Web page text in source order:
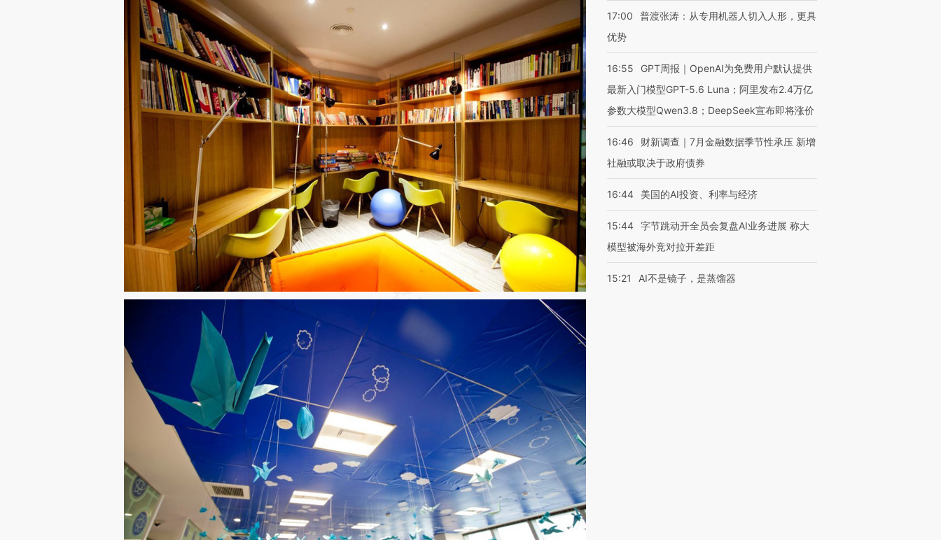
17:00
普渡张涛：从专用机器人切入人形，更具
优势
16:55
GPT周报｜OpenAI为免费用户默认提供
最新入门模型GPT-5.6 Luna；阿里发布2.4万亿
参数大模型Qwen3.8；DeepSeek宣布即将涨价
16:46
财新调查｜7月金融数据季节性承压 新增
社融或取决于政府债券
16:44 美国的AI投资、利率与经济
15:44 字节跳动开全员会复盘AI业务进展 称大
模型被海外竞对拉开差距
15:21 AI不是镜子，是蒸馏器